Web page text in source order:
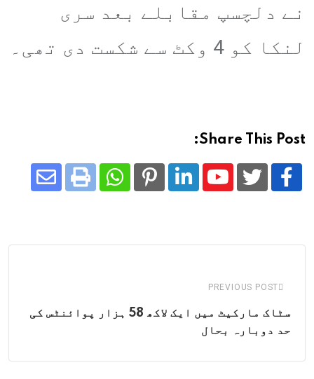
نے دلچسپ مقابلے بعد سری
لنکا کو 4 وکٹ سے شکست دی تھی۔
Share This Post:
Youtube
LinkedIn
Pinterest
Whatsapp
Print
PREVIOUS POST
سٹاک مارکیٹ میں ایک لاکھ 58 ہزار پوائنٹس کی
حد دوبارہ بحال